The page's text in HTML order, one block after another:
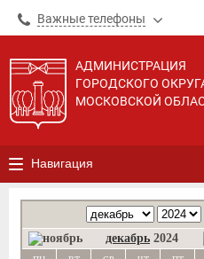
Важные телефоны
АДМИНИСТРАЦИЯ
ГОРОДСКОГО
МОСКОВСКОЙ
Навигация
декабрь 2024